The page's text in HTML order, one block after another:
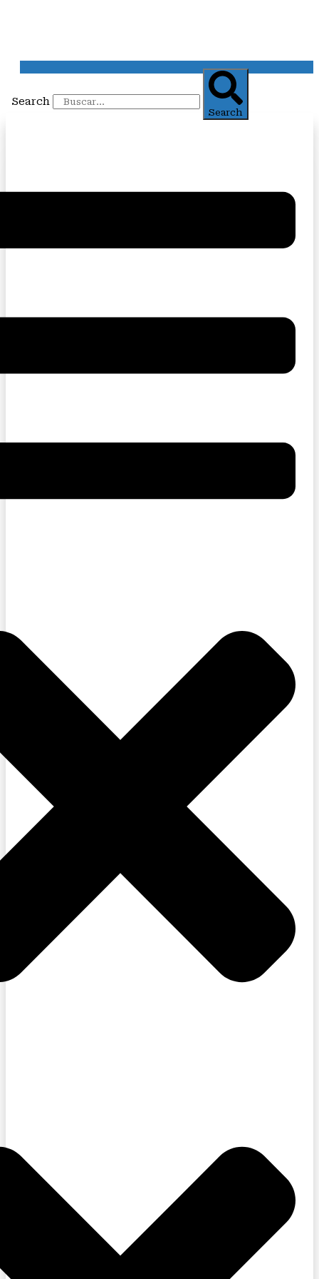
Search
Search